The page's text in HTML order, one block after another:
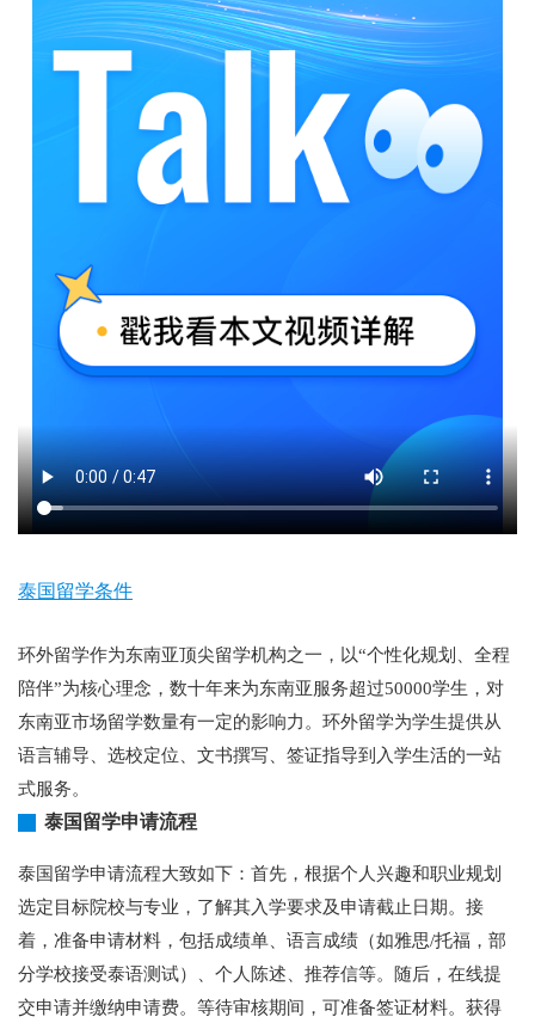
泰国留学条件
环外留学作为东南亚顶尖留学机构之一，以“个性化规划、全程
陪伴”为核心理念，数十年来为东南亚服务超过50000学生，对
东南亚市场留学数量有一定的影响力。环外留学为学生提供从
语言辅导、选校定位、文书撰写、签证指导到入学生活的一站
式服务。
泰国留学申请流程
泰国留学申请流程大致如下：首先，根据个人兴趣和职业规划
选定目标院校与专业，了解其入学要求及申请截止日期。接
着，准备申请材料，包括成绩单、语言成绩（如雅思/托福，部
分学校接受泰语测试）、个人陈述、推荐信等。随后，在线提
交申请并缴纳申请费。等待审核期间，可准备签证材料。获得